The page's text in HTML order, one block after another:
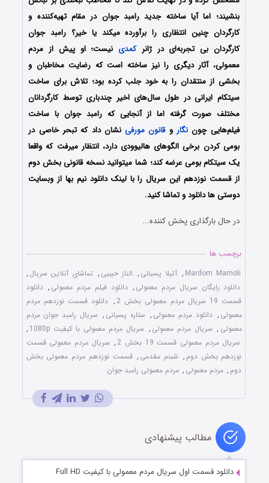
بنشیند؛ اما آیا ساخته‌ جدید رامبد جوان در مقام تهیه‌کننده و
کارگردان چنین انتظاری را برآورده میکند یا خیر؟ رامبد جوان
کارگردان بی تجربه‌ای در ژانرکمدی نیست؛ او پیش از مردم
معمولی، آثار دیگری را نیز ساخته است که رضایت مخاطبان و
بخشی از منتقدان را به خود جلب کرده بود؛ تلاش برای ساخت
سیتکام ایرانی در طول سال‌های اخیر چندباری توسط کارگردانان
مختلف صورت گرفته اما از آنجایی که رامبد جوان با ساخت
فیلم‌هایی چون نگار وقانون مورفینشان داد که تبحر خاصی در
بومی کردن برخی الگوهای هالیوودی دارد، انتظار میرفت که واقعا
یک سیتکام بومی عرضه کند؛ شما میتوانید نسخه قانونی بخش دوم
از قسمت نوزدهم این سریال را با لینک دانلود نیم بها از وبسایت
دوستی ها دانلود و تماشا کنید.
در حال بارگذاری پخش کننده...
برچسب ها
Mardom Mamoli
, آتیلا پسیانی , الناز حبیبی , تماشای آنلاین سریال ,
دانلود رایگان سریال مردم معمولی , دانلود فیلم مردم معمولی , دانلود
قسمت 19 سریال مردم معمولی بخش 2
, دانلود قسمت نوزدهم مردم
معمولی , دانلود مردم معمولی , ستاره پسیانی , سریال رامبد جوان مردم
معمولی , سریال مردم معمولی , سریال مردم معمولی با کیفیت 1080p
,
سریال مردم معمولی قسمت 19 بخش 2
, سریال مردم معمولی قسمت
نوزدهم بخش دوم , شبنم مقدمی , قسمت نوزدهم مردم معمولی بخش
دوم , مردم معمولی , مردم معمولی رامبد جوان
مطالب پیشنهادی
دانلود قسمت اول سریال مردم معمولی با کیفیت Full HD